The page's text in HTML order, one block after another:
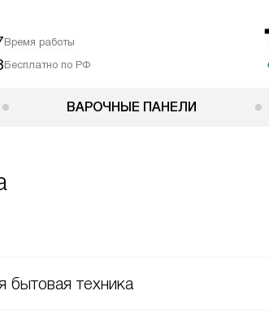
Время работы
Бесплатно по РФ
ВАРОЧНЫЕ ПАНЕЛИ
бытовая техника